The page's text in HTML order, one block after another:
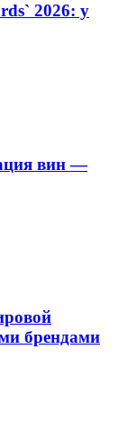
2026: у
вин —
брендами